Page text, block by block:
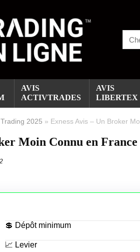
AVIS
ACTIVTRADES
AVIS
LIBERTEX
2025 » Exness Avis – Un Broker
Moin Connu en France
💲 Dépôt minimum
📈 Levier